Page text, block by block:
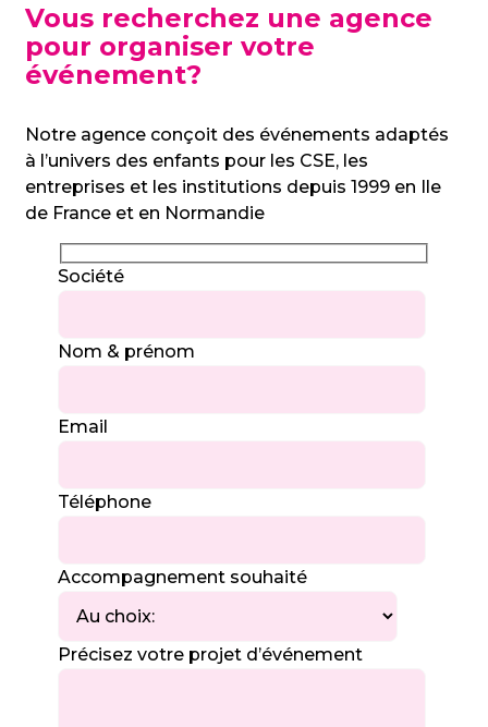
Vous recherchez une agence
pour organiser votre
événement?
Notre agence conçoit des événements adaptés
à l’univers des enfants pour les CSE, les
entreprises et les institutions depuis 1999 en Ile
de France et en Normandie
Société
Nom & prénom
Email
Téléphone
Accompagnement souhaité
Précisez votre projet d’événement